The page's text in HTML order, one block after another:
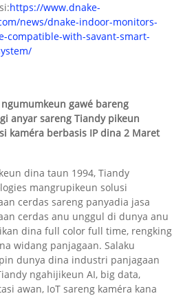
https://www.dnake-
news/dnake-indoor-monitors-
compatible-with-savant-smart-
ngumumkeun gawé bareng
anyar sareng Tiandy pikeun
kaméra berbasis IP dina 2 Maret
dina taun 1994, Tiandy
mangrupikeun solusi
cerdas sareng panyadia jasa
cerdas anu unggul di dunya anu
dina full color full time, rengking
widang panjagaan. Salaku
dunya dina industri panjagaan
ngahijikeun AI, big data,
awan, IoT sareng kaméra kana